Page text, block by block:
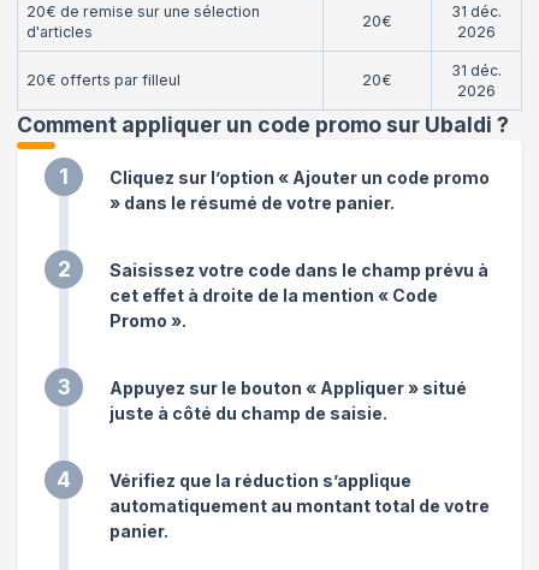
20€ de remise sur une sélection
d'articles
20€
31 déc.
2026
20€ offerts par filleul 20€
31 déc.
2026
Comment appliquer un code promo sur Ubaldi ?
1
Cliquez sur l’option « Ajouter un code promo
» dans le résumé de votre panier.
2
Saisissez votre code dans le champ prévu à
cet effet à droite de la mention « Code
Promo ».
3
Appuyez sur le bouton « Appliquer » situé
juste à côté du champ de saisie.
4
Vérifiez que la réduction s’applique
automatiquement au montant total de votre
panier.